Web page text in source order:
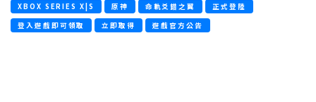
XBOX SERIES X|S
原神 命軌爻錯之翼
正式登陸
登入遊戲即可領取
立即取得 遊戲官方公告